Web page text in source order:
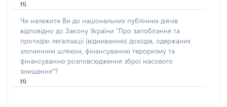
Ні
Чи належите Ви до національних публічних діячів
відповідно до Закону України “Про запобігання та
протидію легалізації (відмиванню) доходів, одержаних
злочинним шляхом, фінансуванню тероризму та
фінансуванню розповсюдження зброї масового
знищення”?
Ні